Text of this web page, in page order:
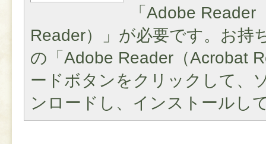
「Adobe Reader
Reader）」が必要です。お持
の「Adobe Reader（Acrobat
ードボタンをクリックして、
ンロードし、インストールし